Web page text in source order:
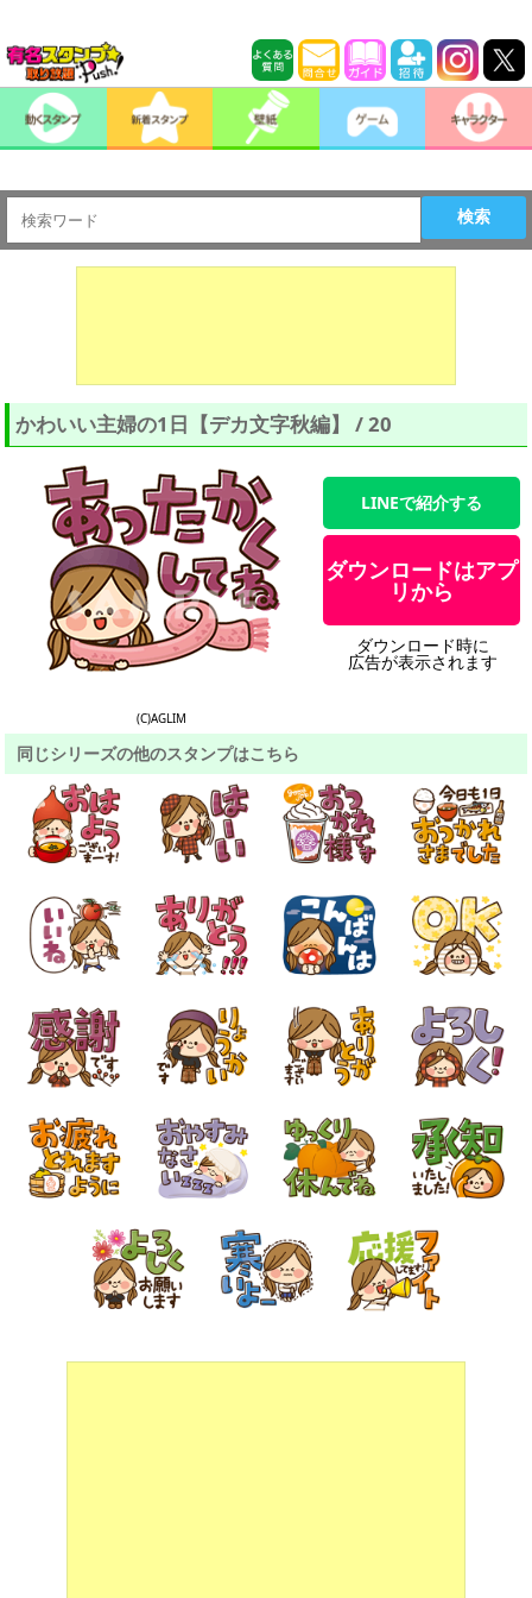
検索
かわいい主婦の1日【デカ文字秋編】 / 20
(C)AGLIM
LINEで紹介する
ダウンロードはアプ
リから
ダウンロード時に
広告が表示されます
同じシリーズの他のスタンプはこちら